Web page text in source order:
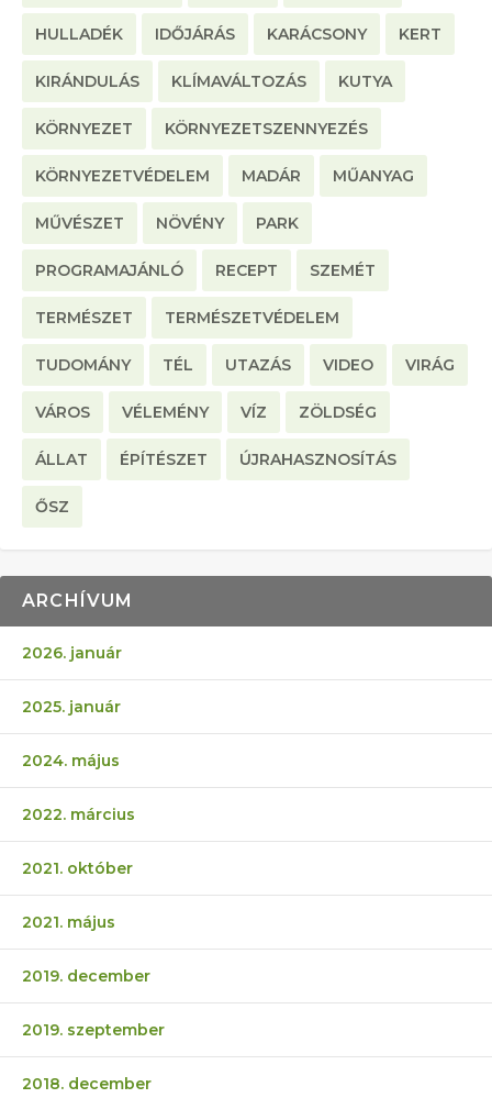
HULLADÉK IDŐJÁRÁS KARÁCSONY KERT
KIRÁNDULÁS KLÍMAVÁLTOZÁS KUTYA
KÖRNYEZET KÖRNYEZETSZENNYEZÉS
KÖRNYEZETVÉDELEM MADÁR MŰANYAG
MŰVÉSZET NÖVÉNY PARK
PROGRAMAJÁNLÓ RECEPT SZEMÉT
TERMÉSZET TERMÉSZETVÉDELEM
TUDOMÁNY TÉL UTAZÁS VIDEO VIRÁG
VÁROS VÉLEMÉNY VÍZ ZÖLDSÉG
ÁLLAT ÉPÍTÉSZET ÚJRAHASZNOSÍTÁS
ŐSZ
ARCHÍVUM
2026. január
2025. január
2024. május
2022. március
2021. október
2021. május
2019. december
2019. szeptember
2018. december